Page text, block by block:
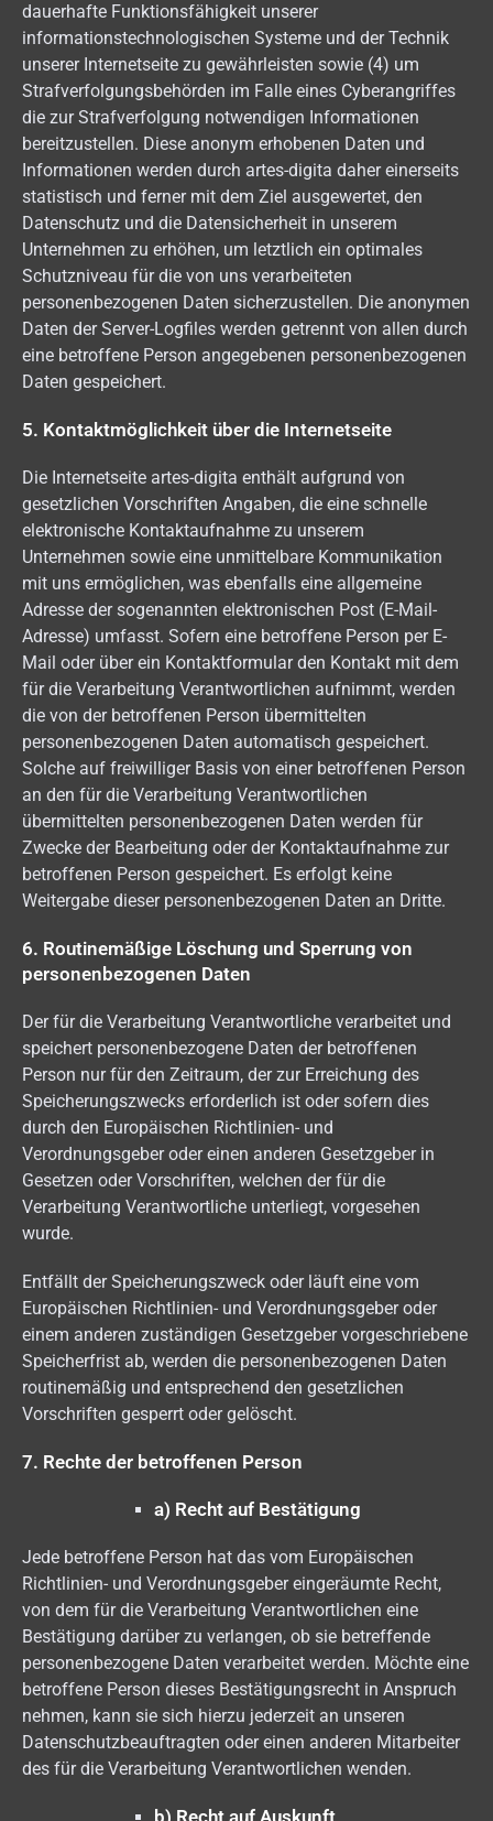
dauerhafte Funktionsfähigkeit unserer
informationstechnologischen Systeme und der Technik
unserer Internetseite zu gewährleisten sowie (4) um
Strafverfolgungsbehörden im Falle eines Cyberangriffes
die zur Strafverfolgung notwendigen Informationen
bereitzustellen. Diese anonym erhobenen Daten und
Informationen werden durch artes-digita daher einerseits
statistisch und ferner mit dem Ziel ausgewertet, den
Datenschutz und die Datensicherheit in unserem
Unternehmen zu erhöhen, um letztlich ein optimales
Schutzniveau für die von uns verarbeiteten
personenbezogenen Daten sicherzustellen. Die anonymen
Daten der Server-Logfiles werden getrennt von allen durch
eine betroffene Person angegebenen personenbezogenen
Daten gespeichert.
5. Kontaktmöglichkeit über die Internetseite
Die Internetseite artes-digita enthält aufgrund von
gesetzlichen Vorschriften Angaben, die eine schnelle
elektronische Kontaktaufnahme zu unserem
Unternehmen sowie eine unmittelbare Kommunikation
mit uns ermöglichen, was ebenfalls eine allgemeine
Adresse der sogenannten elektronischen Post (E-Mail-
Adresse) umfasst. Sofern eine betroffene Person per E-
Mail oder über ein Kontaktformular den Kontakt mit dem
für die Verarbeitung Verantwortlichen aufnimmt, werden
die von der betroffenen Person übermittelten
personenbezogenen Daten automatisch gespeichert.
Solche auf freiwilliger Basis von einer betroffenen Person
an den für die Verarbeitung Verantwortlichen
übermittelten personenbezogenen Daten werden für
Zwecke der Bearbeitung oder der Kontaktaufnahme zur
betroffenen Person gespeichert. Es erfolgt keine
Weitergabe dieser personenbezogenen Daten an Dritte.
6. Routinemäßige Löschung und Sperrung von
personenbezogenen Daten
Der für die Verarbeitung Verantwortliche verarbeitet und
speichert personenbezogene Daten der betroffenen
Person nur für den Zeitraum, der zur Erreichung des
Speicherungszwecks erforderlich ist oder sofern dies
durch den Europäischen Richtlinien- und
Verordnungsgeber oder einen anderen Gesetzgeber in
Gesetzen oder Vorschriften, welchen der für die
Verarbeitung Verantwortliche unterliegt, vorgesehen
wurde.
Entfällt der Speicherungszweck oder läuft eine vom
Europäischen Richtlinien- und Verordnungsgeber oder
einem anderen zuständigen Gesetzgeber vorgeschriebene
Speicherfrist ab, werden die personenbezogenen Daten
routinemäßig und entsprechend den gesetzlichen
Vorschriften gesperrt oder gelöscht.
7. Rechte der betroffenen Person
a) Recht auf Bestätigung
Jede betroffene Person hat das vom Europäischen
Richtlinien- und Verordnungsgeber eingeräumte Recht,
von dem für die Verarbeitung Verantwortlichen eine
Bestätigung darüber zu verlangen, ob sie betreffende
personenbezogene Daten verarbeitet werden. Möchte eine
betroffene Person dieses Bestätigungsrecht in Anspruch
nehmen, kann sie sich hierzu jederzeit an unseren
Datenschutzbeauftragten oder einen anderen Mitarbeiter
des für die Verarbeitung Verantwortlichen wenden.